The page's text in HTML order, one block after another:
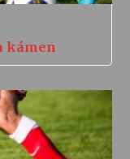
kámen